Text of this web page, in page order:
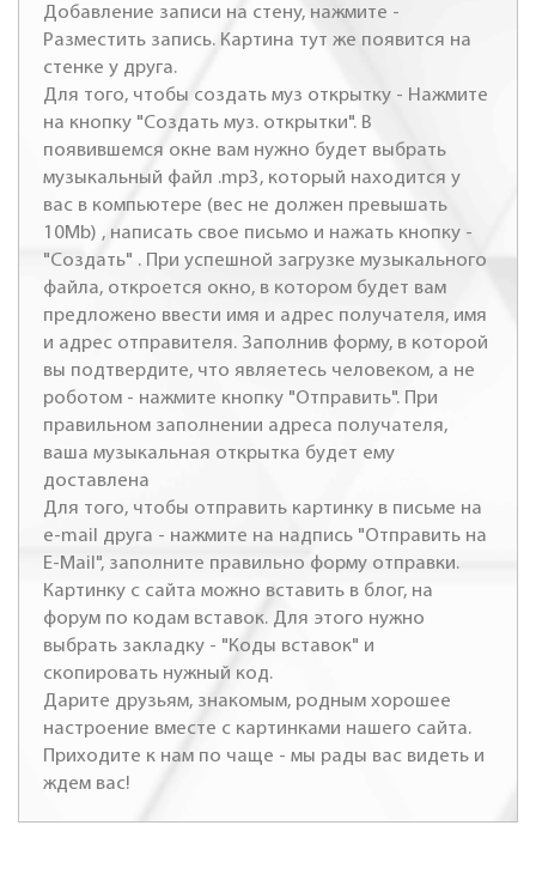
Добавление записи на стену, нажмите -
Разместить запись. Картина тут же появится на
стенке у друга.
Для того, чтобы создать муз открытку - Нажмите
на кнопку "Создать муз. открытки". В
появившемся окне вам нужно будет выбрать
музыкальный файл .mp3, который находится у
вас в компьютере (вес не должен превышать
10Mb) , написать свое письмо и нажать кнопку -
"Создать" . При успешной загрузке музыкального
файла, откроется окно, в котором будет вам
предложено ввести имя и адрес получателя, имя
и адрес отправителя. Заполнив форму, в которой
вы подтвердите, что являетесь человеком, а не
роботом - нажмите кнопку "Отправить". При
правильном заполнении адреса получателя,
ваша музыкальная открытка будет ему
доставлена
Для того, чтобы отправить картинку в письме на
e-mail друга - нажмите на надпись "Отправить на
E-Mail", заполните правильно форму отправки.
Картинку с сайта можно вставить в блог, на
форум по кодам вставок. Для этого нужно
выбрать закладку - "Коды вставок" и
скопировать нужный код.
Дарите друзьям, знакомым, родным хорошее
настроение вместе с картинками нашего сайта.
Приходите к нам по чаще - мы рады вас видеть и
ждем вас!